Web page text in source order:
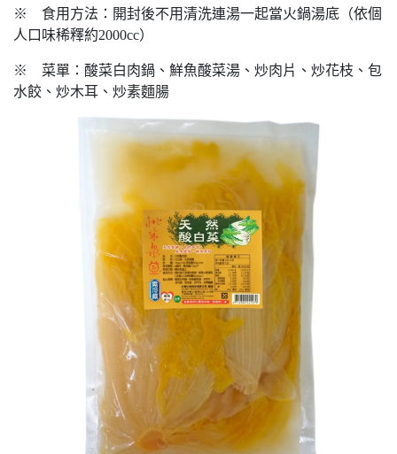
※ 食用方法：開封後不用清洗連湯一起當火鍋湯底（依個
人口味稀釋約2000cc）
※ 菜單：酸菜白肉鍋、鮮魚酸菜湯、炒肉片、炒花枝、包
水餃、炒木耳、炒素麵腸